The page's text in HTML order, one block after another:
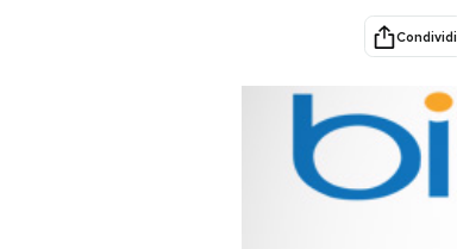
Storie/Idee
Ok Boomer!
Europa
Altrecose
Mondiali calcio 2026
Condividi